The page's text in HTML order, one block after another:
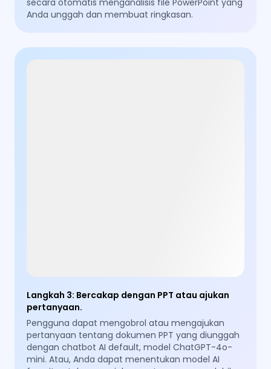
Anda unggah dan membuat ringkasan.
Langkah 3: Bercakap dengan PPT atau ajukan
pertanyaan.
Pengguna dapat mengobrol atau mengajukan
pertanyaan tentang dokumen PPT yang diunggah
dengan chatbot AI default, model ChatGPT-4o-
mini. Atau, Anda dapat menentukan model AI